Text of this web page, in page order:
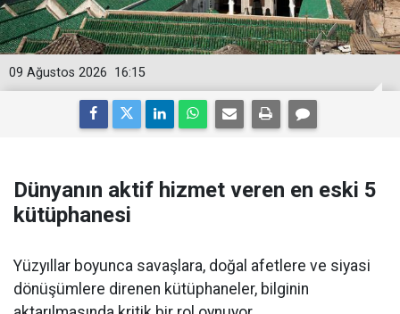
16:15
09 Ağustos 2026
Dünyanın aktif hizmet veren en eski 5
kütüphanesi
Yüzyıllar boyunca savaşlara, doğal afetlere ve siyasi
dönüşümlere direnen kütüphaneler, bilginin